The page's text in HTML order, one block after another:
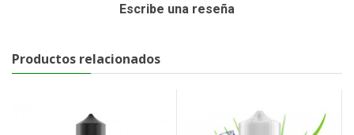
Escribe una reseña
Productos relacionados